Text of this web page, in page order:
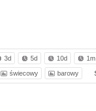
3d 5d 10d 1m
świecowy barowy